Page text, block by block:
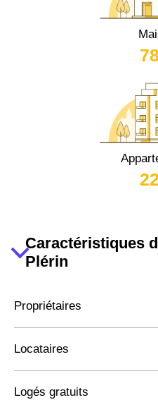
Caractéristiques
Plérin
Propriétaires
Locataires
Logés gratuits